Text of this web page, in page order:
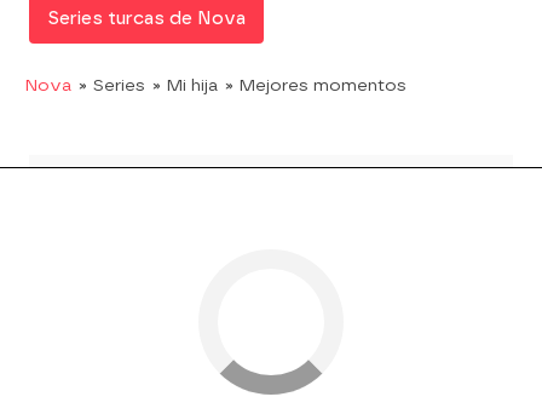
Series turcas de Nova
Nova » Series » Mi hija » Mejores momentos